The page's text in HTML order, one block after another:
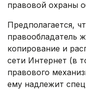
правовой охраны
Предполагается,
правообладатель
копирование и
сети Интернет (в
правового
ему надлежит